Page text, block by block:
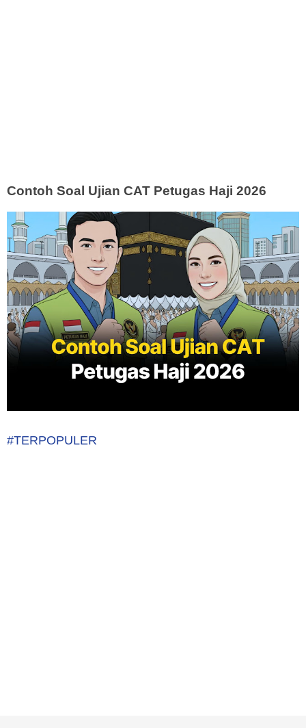
Contoh Soal Ujian CAT Petugas Haji 2026
#TERPOPULER